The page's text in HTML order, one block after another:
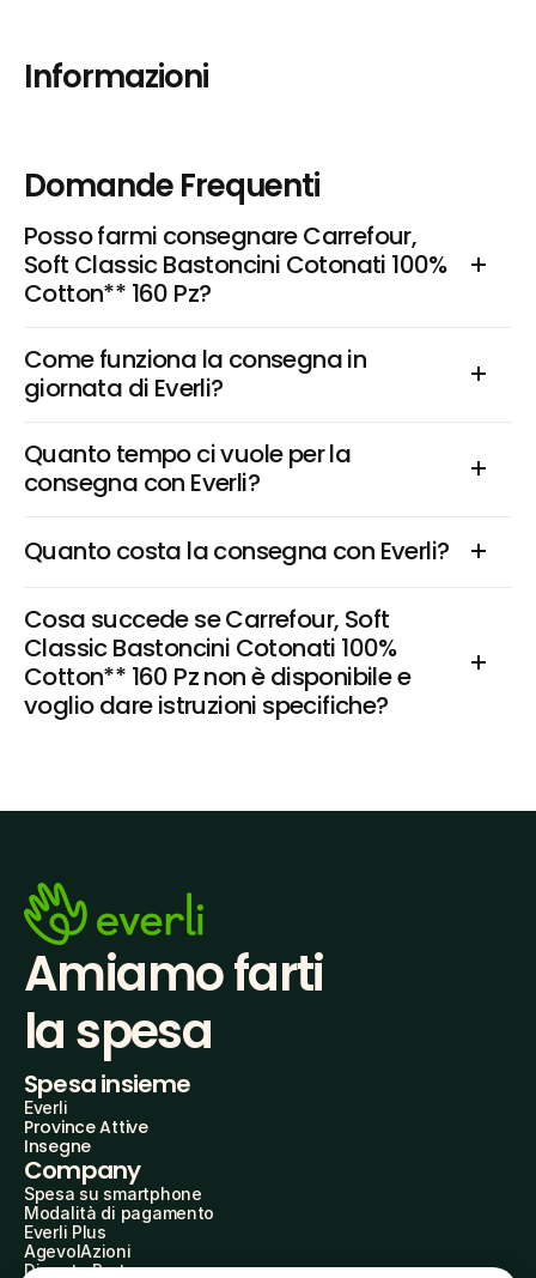
Informazioni
Domande Frequenti
Posso farmi consegnare Carrefour,
Soft Classic Bastoncini Cotonati 100%
Cotton** 160 Pz?
Come funziona la consegna in
giornata di Everli?
Quanto tempo ci vuole per la
consegna con Everli?
Quanto costa la consegna con Everli?
Cosa succede se Carrefour, Soft
Classic Bastoncini Cotonati 100%
Cotton** 160 Pz non è disponibile e
voglio dare istruzioni specifiche?
Amiamo farti
la spesa
Spesa insieme
Everli
Province Attive
Insegne
Company
Spesa su smartphone
Modalità di pagamento
Everli Plus
AgevolAzioni
Diventa Partner